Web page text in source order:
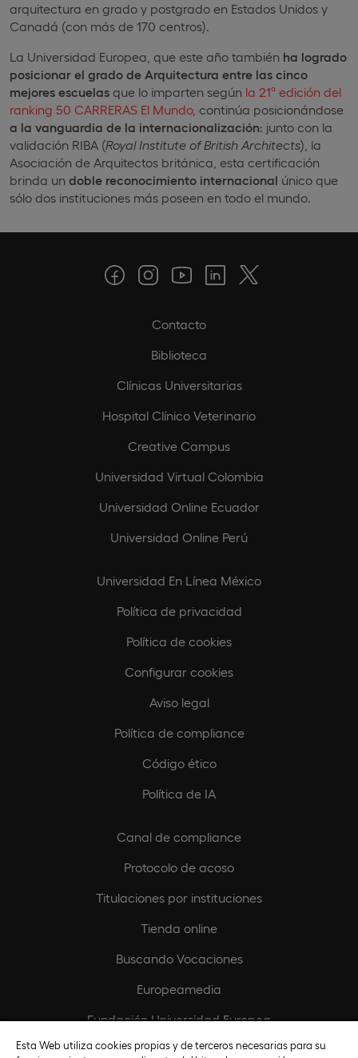
arquitectura en grado y postgrado en Estados Unidos y
Canadá (con más de 170 centros).
La Universidad Europea, que este año también ha logrado
posicionar el grado de Arquitectura entre las cinco
mejores escuelas que lo imparten según la 21ª edición del
ranking 50 CARRERAS El Mundo, continúa posicionándose
a la vanguardia de la internacionalización: junto con la
validación RIBA (Royal Institute of British Architects), la
Asociación de Arquitectos británica, esta certificación
brinda un doble reconocimiento internacional único que
sólo dos instituciones más poseen en todo el mundo.
Contacto
Biblioteca
Clínicas Universitarias
Hospital Clínico Veterinario
Creative Campus
Universidad Virtual Colombia
Universidad Online Ecuador
Universidad Online Perú
Universidad En Línea México
Política de privacidad
Política de cookies
Configurar cookies
Aviso legal
Política de compliance
Código ético
Política de IA
Canal de compliance
Protocolo de acoso
Titulaciones por instituciones
Tienda online
Buscando Vocaciones
Europeamedia
Fundación Universidad Europea
Únete al equipo
Esta Web utiliza cookies propias y de terceros necesarias para su